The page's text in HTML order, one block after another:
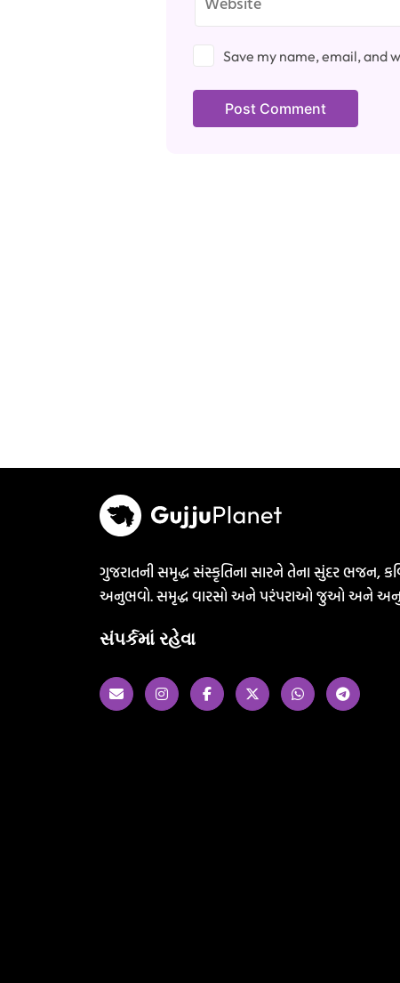
Save my name, email, and
ગુજરાતની સમૃદ્ધ સંસ્કૃતિના સારને તેના સુંદર ભજન,
અનુભવો. સમૃદ્ધ વારસો અને પરંપરાઓ જુઓ અને
સંપર્કમાં રહેવા